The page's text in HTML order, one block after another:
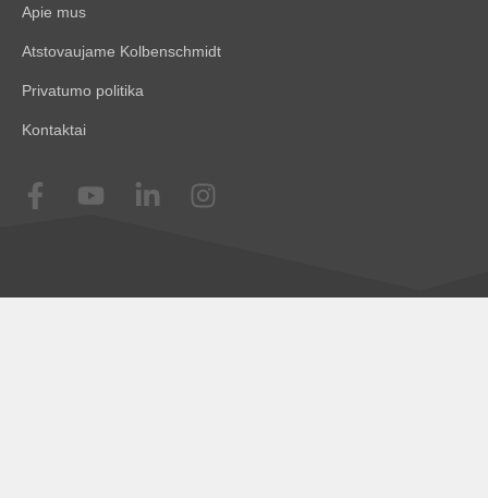
Apie mus
Atstovaujame Kolbenschmidt
Privatumo politika
Kontaktai